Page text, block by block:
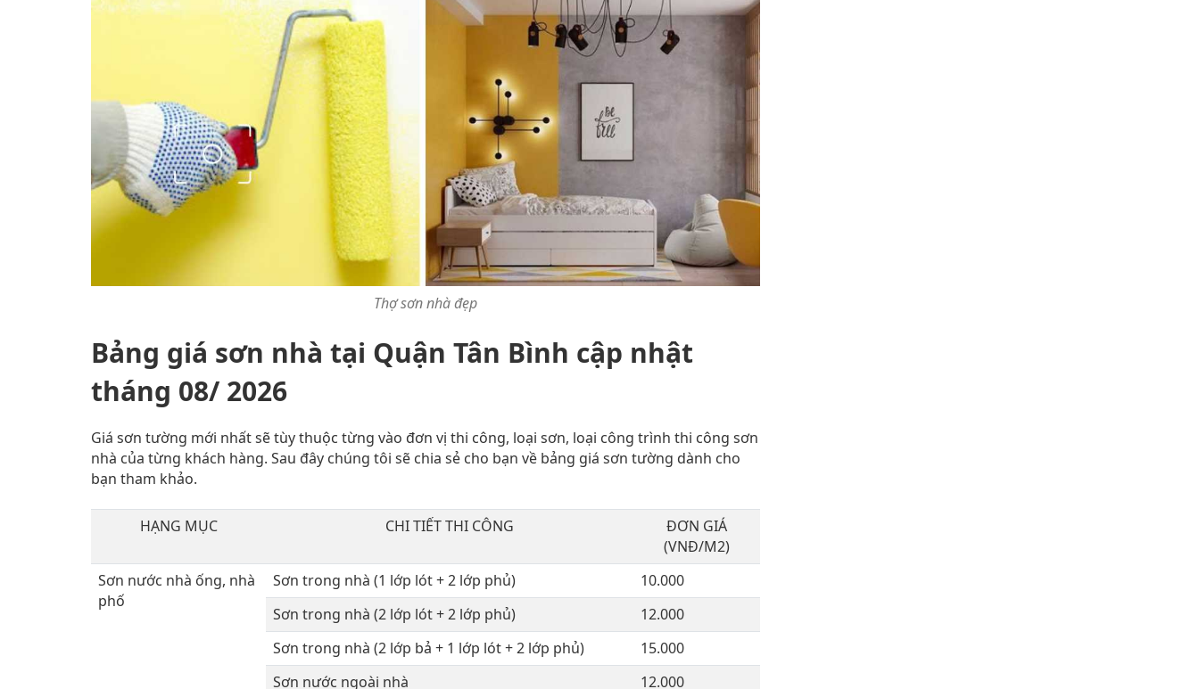
Thợ sơn nhà đẹp
Bảng giá sơn nhà tại Quận Tân Bình cập nhật
tháng 08/ 2026
Giá sơn tường mới nhất sẽ tùy thuộc từng vào đơn vị thi công, loại sơn, loại công trình thi công sơn
nhà của từng khách hàng. Sau đây chúng tôi sẽ chia sẻ cho bạn về bảng giá sơn tường dành cho
bạn tham khảo.
HẠNG MỤC CHI TIẾT THI CÔNG
ĐƠN GIÁ
(VNĐ/M2)
Sơn nước nhà ống, nhà
phố
Sơn trong nhà (1 lớp lót + 2 lớp phủ)
10.000
Sơn trong nhà (2 lớp lót + 2 lớp phủ)
12.000
Sơn trong nhà (2 lớp bả + 1 lớp lót + 2 lớp phủ)
15.000
Sơn nước ngoài nhà
12.000